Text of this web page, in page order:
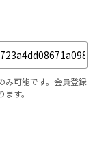
み可能です。会員登録
す。